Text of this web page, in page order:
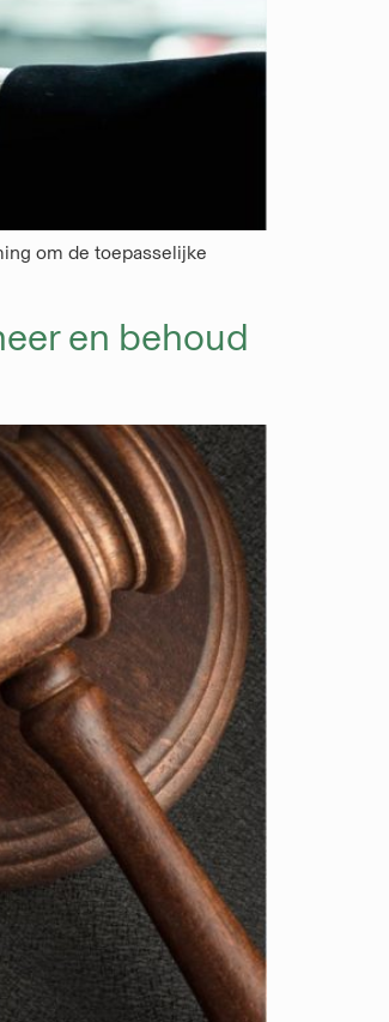
om de toepasselijke
en behoud